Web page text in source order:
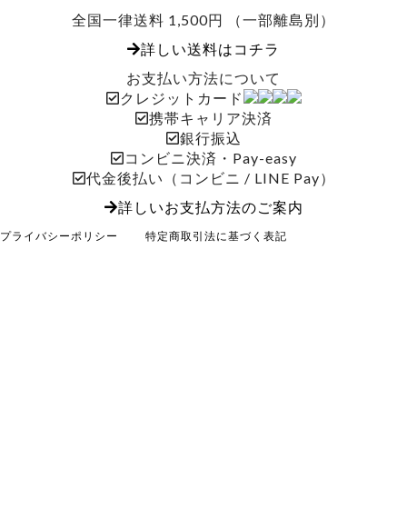
全国一律送料 1,500円 （一部離島別）
詳しい送料はコチラ
お支払い方法について
クレジットカード
携帯キャリア決済
銀行振込
コンビニ決済・Pay-easy
代金後払い（コンビニ / LINE Pay）
詳しいお支払方法のご案内
プライバシーポリシー 特定商取引法に基づく表記